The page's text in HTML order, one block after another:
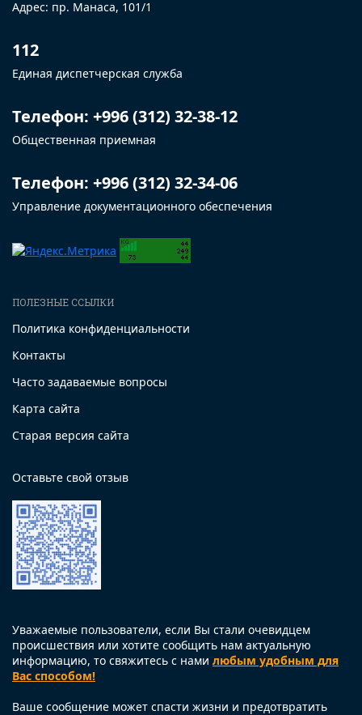
Адрес: пр. Манаса, 101/1
112
Единая диспетчерская служба
Телефон: +996 (312) 32-38-12
Общественная приемная
Телефон: +996 (312) 32-34-06
Управление документационного обеспечения
ПОЛЕЗНЫЕ ССЫЛКИ
Политика конфиденциальности
Контакты
Часто задаваемые вопросы
Карта сайта
Старая версия сайта
Оставьте свой отзыв
Уважаемые пользователи, если Вы стали очевидцем
происшествия или хотите сообщить нам актуальную
информацию, то свяжитесь с нами любым удобным для
Вас способом!
Ваше сообщение может спасти жизни и предотвратить